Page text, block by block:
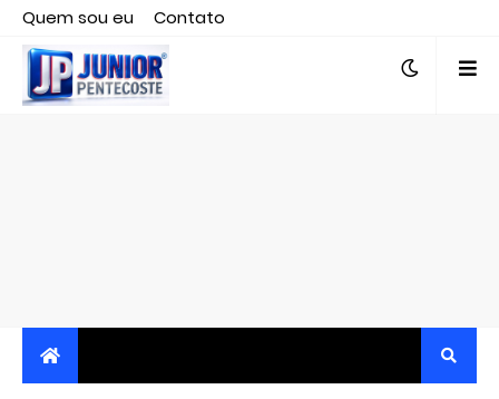
Quem sou eu
Contato
Editor responsável, jornalista Clovis Almeida.